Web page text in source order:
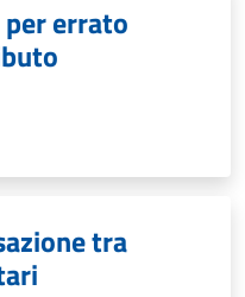
errato
tra